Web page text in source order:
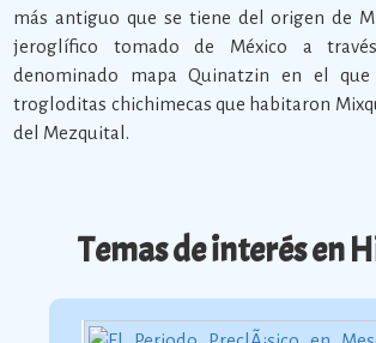
más antiguo que se tiene del origen de
jeroglífico tomado de México a
denominado mapa Quinatzin en el
trogloditas chichimecas que habitaron
del Mezquital.
Temas de interés en